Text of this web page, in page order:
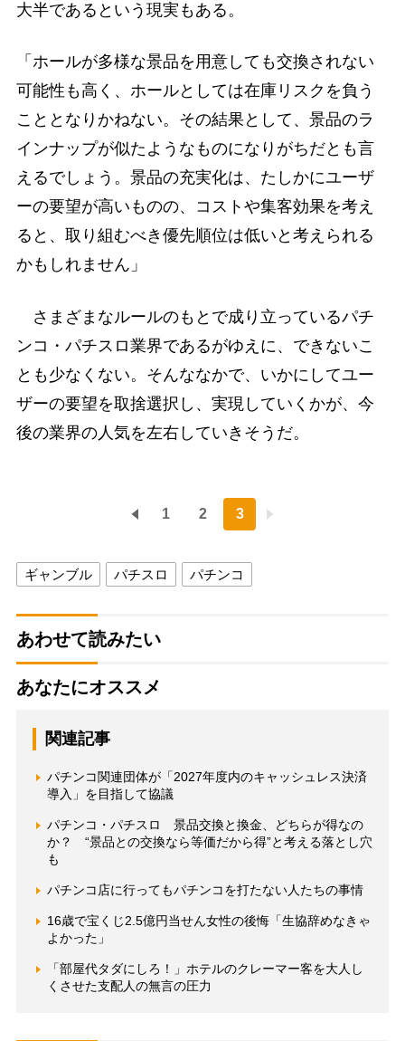
大半であるという現実もある。
「ホールが多様な景品を用意しても交換されない
可能性も高く、ホールとしては在庫リスクを負う
こととなりかねない。その結果として、景品のラ
インナップが似たようなものになりがちだとも言
えるでしょう。景品の充実化は、たしかにユーザ
ーの要望が高いものの、コストや集客効果を考え
ると、取り組むべき優先順位は低いと考えられる
かもしれません」
さまざまなルールのもとで成り立っているパチ
ンコ・パチスロ業界であるがゆえに、できないこ
とも少なくない。そんななかで、いかにしてユー
ザーの要望を取捨選択し、実現していくかが、今
後の業界の人気を左右していきそうだ。
1 2 3
ギャンブル パチスロ パチンコ
あわせて読みたい
あなたにオススメ
関連記事
パチンコ関連団体が「2027年度内のキャッシュレス決済
導入」を目指して協議
パチンコ・パチスロ 景品交換と換金、どちらが得なの
か？ “景品との交換なら等価だから得”と考える落とし穴
も
パチンコ店に行ってもパチンコを打たない人たちの事情
16歳で宝くじ2.5億円当せん女性の後悔「生協辞めなきゃ
よかった」
「部屋代タダにしろ！」ホテルのクレーマー客を大人し
くさせた支配人の無言の圧力